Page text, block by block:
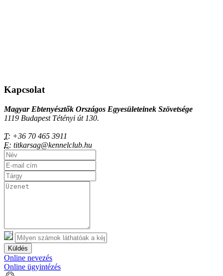
Kapcsolat
Magyar Ebtenyésztők Országos Egyesületeinek Szövetsége
1119 Budapest Tétényi út 130.
T: +36 70 465 3911
E: titkarsag@kennelclub.hu
Küldés
Online nevezés
Online ügyintézés